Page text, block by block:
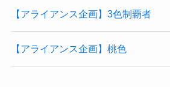
【アライアンス企画】3色制覇者
【アライアンス企画】桃色